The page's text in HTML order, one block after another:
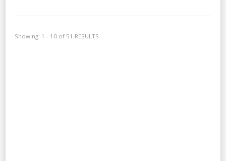
Showing: 1 - 10 of 51 RESULTS